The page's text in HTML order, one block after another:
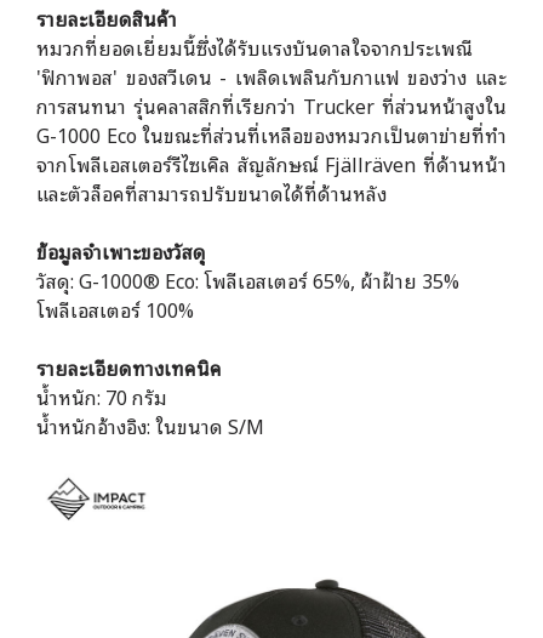
รายละเอียดสินค้า
หมวกที่ยอดเยี่ยมนี้ซึ่งได้รับแรงบันดาลใจจากประเพณี
'ฟิกาพอส' ของสวีเดน - เพลิดเพลินกับกาแฟ ของว่าง และ
การสนทนา รุ่นคลาสสิกที่เรียกว่า Trucker ที่ส่วนหน้าสูงใน
G-1000 Eco ในขณะที่ส่วนที่เหลือของหมวกเป็นตาข่ายที่ทำ
จากโพลีเอสเตอร์รีไซเคิล สัญลักษณ์ Fjällräven ที่ด้านหน้า
และตัวล็อคที่สามารถปรับขนาดได้ที่ด้านหลัง
ข้อมูลจำเพาะของวัสดุ
วัสดุ: G-1000® Eco: โพลีเอสเตอร์ 65%, ผ้าฝ้าย 35%
โพลีเอสเตอร์ 100%
รายละเอียดทางเทคนิค
น้ำหนัก: 70 กรัม
น้ำหนักอ้างอิง: ในขนาด S/M